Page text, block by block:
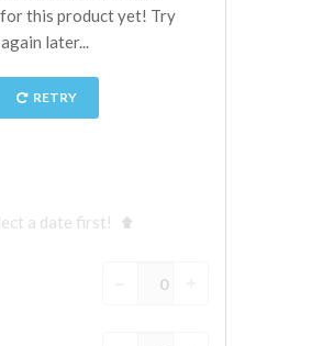
Le Jardin de Boboli
Le Corridor de Vasari
la Basilique de Santa Croce